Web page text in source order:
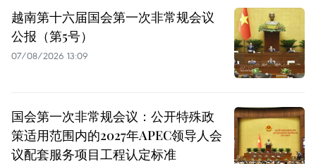
越南第十六届国会第一次非常规会议
公报（第5号）
07/08/2026 13:09
国会第一次非常规会议：公开特殊政
策适用范围内的2027年APEC领导人会
议配套服务项目工程认定标准